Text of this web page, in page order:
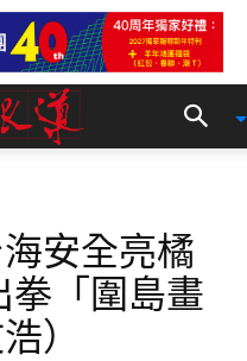
安全亮橘
拳「圍島畫
）